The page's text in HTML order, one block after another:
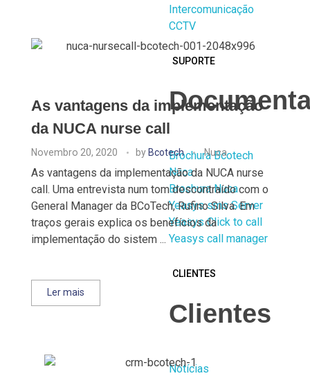
Intercomunicação
CCTV
SUPORTE
Brochura Bcotech
Nuca
Brochura Nuca
Yeasys sms Server
Yeasys Click to call
Yeasys call manager
CLIENTES
Clientes
Notícias
As vantagens da implementação
da NUCA nurse call
Novembro 20, 2020 byBcotech Nuca
As vantagens da implementação da NUCA nurse
call. Uma entrevista num tom descontraído com o
General Manager da BCoTech, Rufino Silva. Em
traços gerais explica os benefícios da
implementação do sistem ...
Ler mais